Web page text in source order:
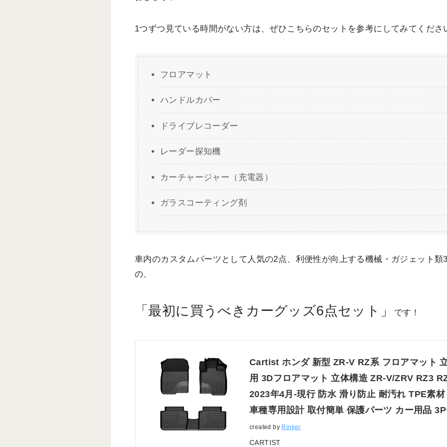
1つずつ見ている時間がない方は、ぜひこちらのセットを参考にしてみてくださ
フロアマット
ハンドルカバー
ドライブレコーダー
レーダー探知機
カーチャージャー（充電器）
ガラスコーティング剤
車内のカスタムパーツとして人気の2点、利便性が向上する機械・ガジェット類
の、
「最初に買うべきカーグッズ6点セット」 です！
Cartist ホンダ 新型 ZR-V RZ系 フロアマット
用 3Dフロアマット 立体構造 ZR-V/ZRV RZ3
2023年4月-現行 防水 滑り防止 耐汚れ TPE素
車種専用設計 取付簡単 保護パーツ カー用品
created by Rinker
CARTIST